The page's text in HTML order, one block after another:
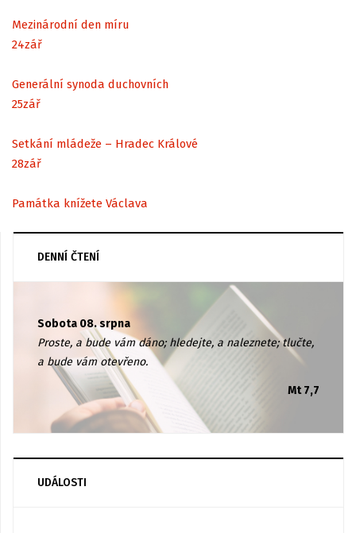
Mezinárodní den míru
24zář
Generální synoda duchovních
25zář
Setkání mládeže – Hradec Králové
28zář
Památka knížete Václava
DENNÍ ČTENÍ
Sobota 08. srpna
Proste, a bude vám dáno; hledejte, a naleznete; tlučte,
a bude vám otevřeno.
Mt 7,7
UDÁLOSTI